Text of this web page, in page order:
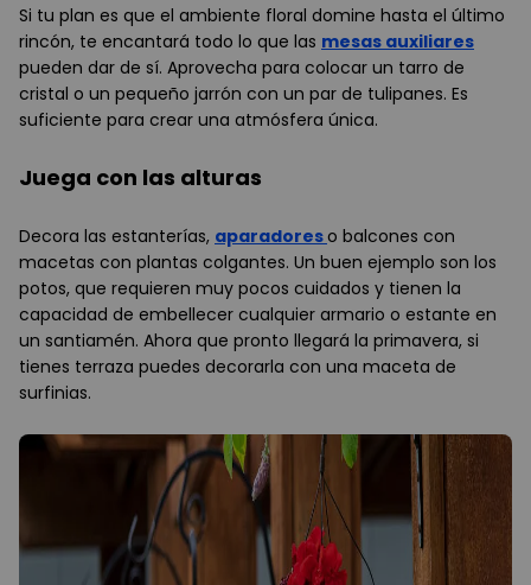
Si tu plan es que el ambiente floral domine hasta el último
rincón, te encantará todo lo que las mesas auxiliares
pueden dar de sí. Aprovecha para colocar un tarro de
cristal o un pequeño jarrón con un par de tulipanes. Es
suficiente para crear una atmósfera única.
Juega con las alturas
Decora las estanterías, aparadoreso balcones con
macetas con plantas colgantes. Un buen ejemplo son los
potos, que requieren muy pocos cuidados y tienen la
capacidad de embellecer cualquier armario o estante en
un santiamén. Ahora que pronto llegará la primavera, si
tienes terraza puedes decorarla con una maceta de
surfinias.